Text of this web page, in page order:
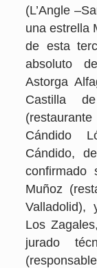
(L’Angle
una estrella
de esta
absoluto
Astorga
Castilla
Cándido
Cándido,
confirmado
Muñoz
Valladolid),
Los
jurado